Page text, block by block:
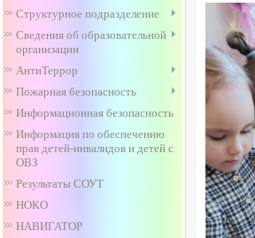
Структурное подразделение
Сведения об образовательной
организации
АнтиТеррор
Пожарная безопасность
Информационная безопасность
Информация по обеспечению
прав детей-инвалидов и детей с
ОВЗ
Результаты СОУТ
НОКО
НАВИГАТОР